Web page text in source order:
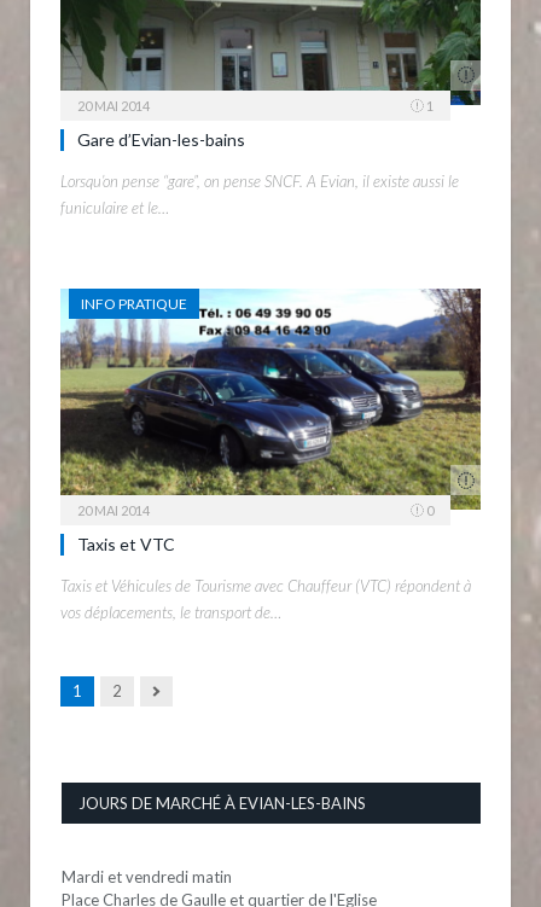
20 MAI 2014 1
Gare d’Evian-les-bains
Lorsqu’on pense “gare”, on pense SNCF. A Evian, il existe aussi le
funiculaire et le…
INFO PRATIQUE
20 MAI 2014 0
Taxis et VTC
Taxis et Véhicules de Tourisme avec Chauffeur (VTC) répondent à
vos déplacements, le transport de…
1 2 Next
JOURS DE MARCHÉ À EVIAN-LES-BAINS
Mardi et vendredi matin
Place Charles de Gaulle et quartier de l'Eglise